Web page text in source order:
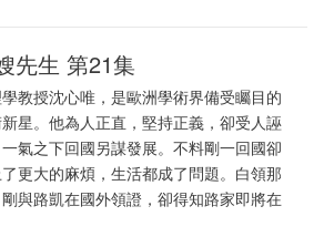
先生 第21集
教授沈心唯，是歐洲學術界備受矚目的
星。他為人正直，堅持正義，卻受人誣
氣之下回國另謀發展。不料剛一回國卻
更大的麻煩，生活都成了問題。白領那
與路凱在國外領證，卻得知路家即將在